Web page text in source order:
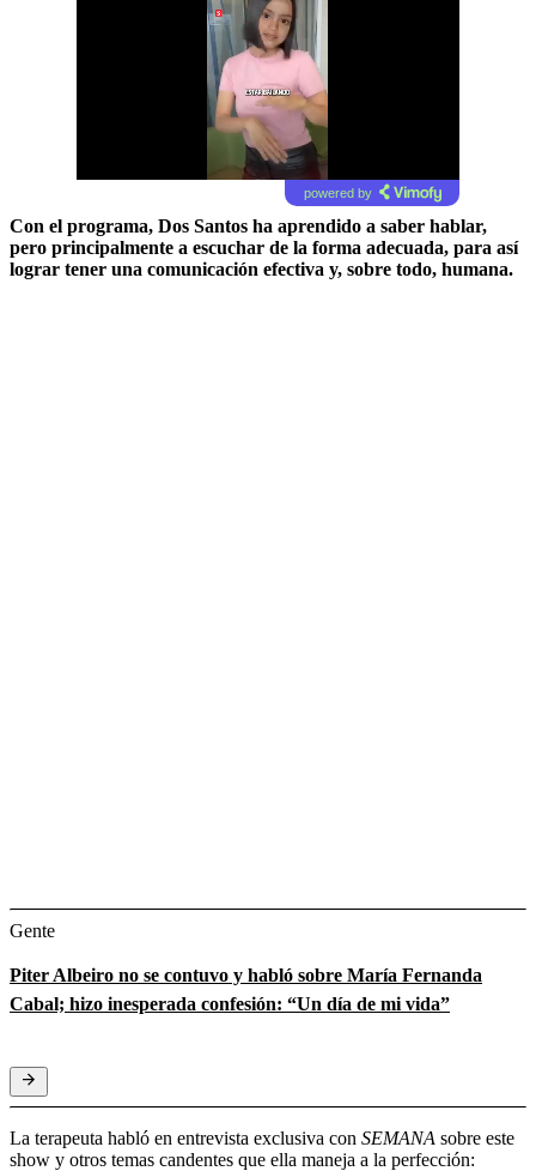
powered by
Con el programa, Dos Santos ha aprendido a saber hablar,
pero principalmente a escuchar de la forma adecuada, para así
lograr tener una comunicación efectiva y, sobre todo, humana.
Gente
Piter Albeiro no se contuvo y habló sobre María Fernanda
Cabal; hizo inesperada confesión: “Un día de mi vida”
La terapeuta habló en entrevista exclusiva con SEMANA sobre este
show y otros temas candentes que ella maneja a la perfección: